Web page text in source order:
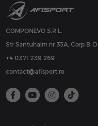
COMPONEVO S.R.L.
Str Santuhalm nr 35A, Corp B,
+4 0371 239 269
contact@afisport.ro